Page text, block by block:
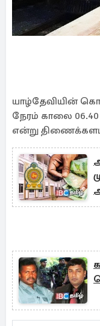
யாழ்தேவியின்
நேரம் காலை
என்று திணைக்களம்